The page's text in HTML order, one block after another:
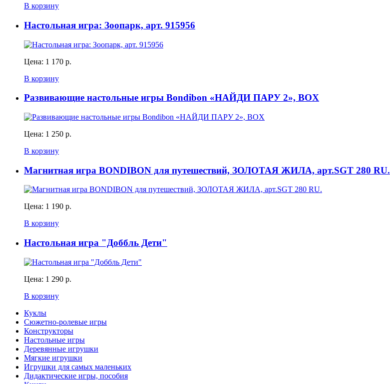
В корзину
Настольная игра: Зоопарк, арт. 915956
Цена: 1 170 р.
В корзину
Развивающие настольные игры Bondibon «НАЙДИ ПАРУ 2», BOX
Цена: 1 250 р.
В корзину
Магнитная игра BONDIBON для путешествий, ЗОЛОТАЯ ЖИЛА, арт.SGT 280 RU.
Цена: 1 190 р.
В корзину
Настольная игра "Доббль Дети"
Цена: 1 290 р.
В корзину
Куклы
Сюжетно-ролевые игры
Конструкторы
Настольные игры
Деревянные игрушки
Мягкие игрушки
Игрушки для самых маленьких
Дидактические игры, пособия